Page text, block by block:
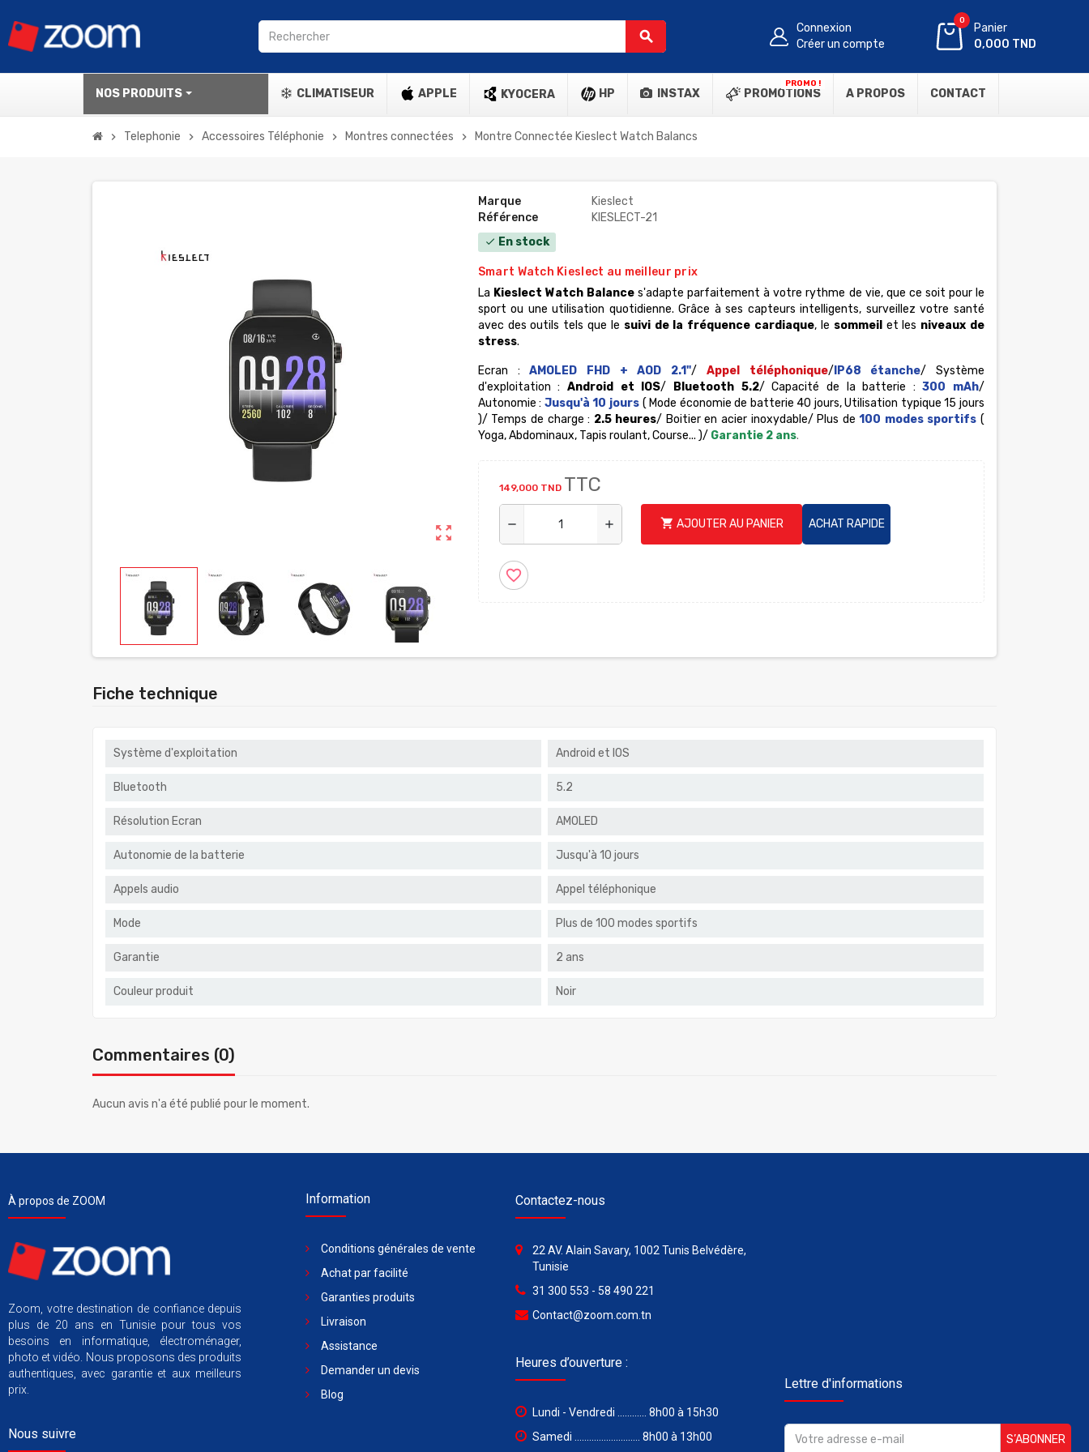
search
Connexion
Créer un compte
0
Panier
0,000 TND
NOS PRODUITS CLIMATISEUR APPLE KYOCERA HP INSTAX PROMOTIONS
PROMO !
A PROPOS CONTACT
chevron_right Telephonie chevron_right Accessoires Téléphonie chevron_right Montres connectées chevron_right Montre Connectée Kieslect Watch Balancs
zoom_out_map
Marque
Kieslect
Référence
KIESLECT-21
check En stock
Smart Watch Kieslect au meilleur prix
La Kieslect Watch Balance s'adapte parfaitement à votre rythme de vie, que ce soit pour le
sport ou une utilisation quotidienne. Grâce à ses capteurs intelligents, surveillez votre santé
avec des outils tels que le suivi de la fréquence cardiaque, le sommeil et les niveaux de
stress.
Ecran : AMOLED FHD + AOD 2.1"/ Appel téléphonique/ IP68 étanche/ Système
d'exploitation :Android et IOS/ Bluetooth 5.2/ Capacité de la batterie :300 mAh/
Autonomie : Jusqu'à 10 jours ( Mode économie de batterie 40 jours, Utilisation typique 15 jours
)/ Temps de charge : 2.5 heures/ Boitier en acier inoxydable/ Plus de100 modes sportifs (
Yoga, Abdominaux, Tapis roulant, Course... )/ Garantie 2 ans.
149,000 TND TTC
remove add shopping_cart AJOUTER AU PANIER ACHAT RAPIDE
favorite_border
Fiche technique
Système d'exploitation Android et IOS
Bluetooth 5.2
Résolution Ecran AMOLED
Autonomie de la batterie Jusqu'à 10 jours
Appels audio Appel téléphonique
Mode Plus de 100 modes sportifs
Garantie 2 ans
Couleur produit Noir
Commentaires (0)
Aucun avis n'a été publié pour le moment.
À propos de ZOOM
Zoom, votre destination de confiance depuis
plus de 20 ans en Tunisie pour tous vos
besoins en informatique, électroménager,
photo et vidéo. Nous proposons des produits
authentiques, avec garantie et aux meilleurs
prix.
Nous suivre
Information
Conditions générales de vente
Achat par facilité
Garanties produits
Livraison
Assistance
Demander un devis
Blog
Contactez-nous
22 AV. Alain Savary, 1002 Tunis Belvédère,
Tunisie
31 300 553 - 58 490 221
Contact@zoom.com.tn
Heures d’ouverture :
Lundi - Vendredi ............ 8h00 à 15h30
Samedi ........................... 8h00 à 13h00
Lettre d'informations
S’ABONNER